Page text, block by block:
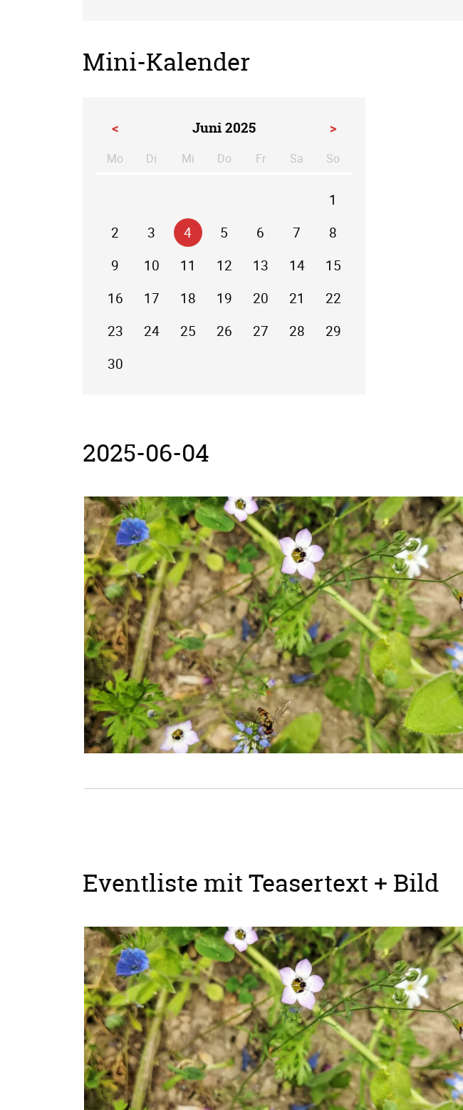
Mini-Kalender
< Juni 2025 >
Mo ntagDi enstag
Mi ttwoch
Do nnerstag
Fr eitagSa mstag
So
1
2
3 4 5 6 7
8
9
10 11 12 13 14
15
16
17 18 19 20 21
22
23
24 25 26 27 28
29
30
2025-06-04
Eventliste mit Teasertext + Bild